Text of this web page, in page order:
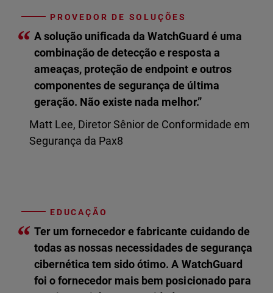
PROVEDOR DE SOLUÇÕES
“ A solução unificada da WatchGuard é uma
combinação de detecção e resposta a
ameaças, proteção de endpoint e outros
componentes de segurança de última
geração. Não existe nada melhor.”
Matt Lee, Diretor Sênior de Conformidade em
Segurança da Pax8
EDUCAÇÃO
“ Ter um fornecedor e fabricante cuidando de
todas as nossas necessidades de segurança
cibernética tem sido ótimo. A WatchGuard
foi o fornecedor mais bem posicionado para